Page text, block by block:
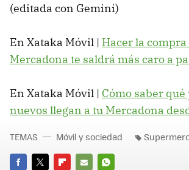
(editada con Gemini)
En Xataka Móvil | Hacer la
Mercadona te saldrá más caro a
En Xataka Móvil | Cómo saber
nuevos llegan a tu Mercadona
TEMAS Móvil y sociedad